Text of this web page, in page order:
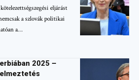
eljárást
a szlovák politikai
a…
2025 –